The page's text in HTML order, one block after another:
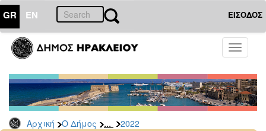
GR EN ΕΙΣΟΔΟΣ
Toggle
Αρχική Ο Δήμος ... 2022
ΔΗΜΟΣ
Δελτία
Τύπου
Αρχείο
2026